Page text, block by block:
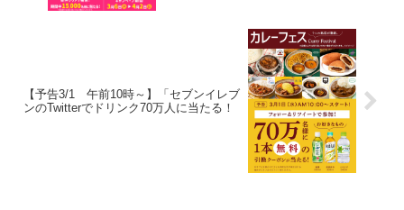
【予告3/1 午前10時～】「セブンイレブ
ンのTwitterでドリンク70万人に当たる！